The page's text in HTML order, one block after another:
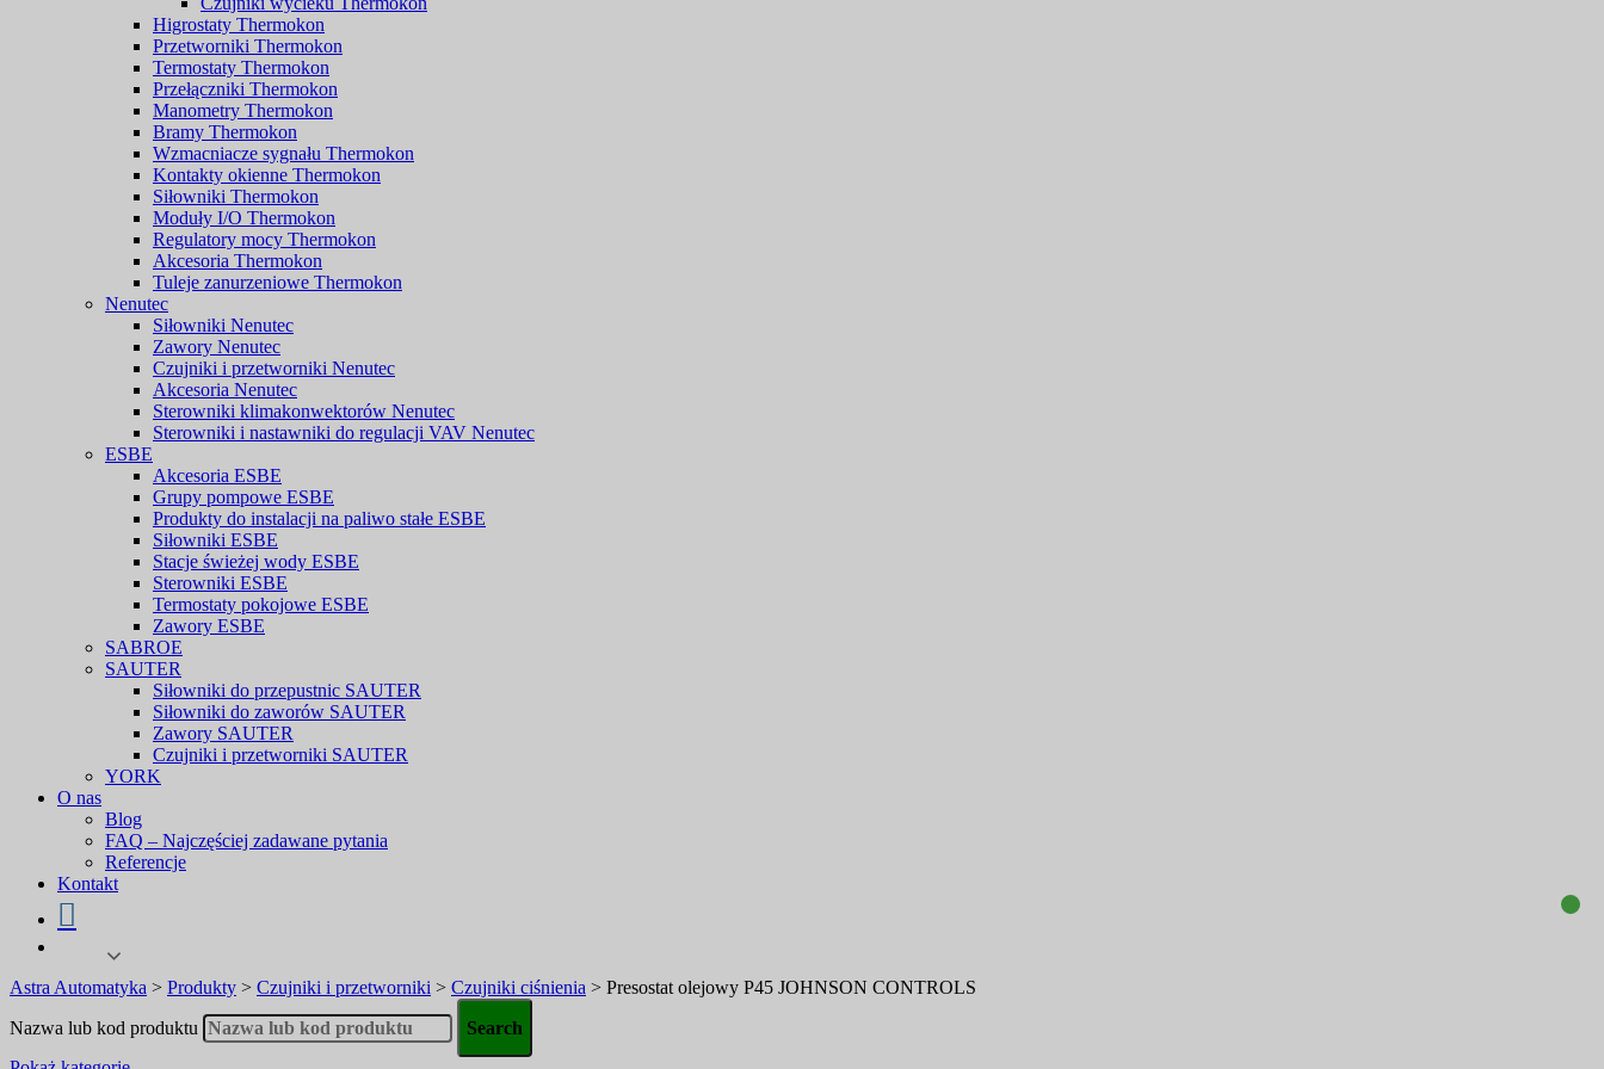
Higrostaty Thermokon
Przetworniki Thermokon
Termostaty Thermokon
Przełączniki Thermokon
Manometry Thermokon
Bramy Thermokon
Wzmacniacze sygnału Thermokon
Kontakty okienne Thermokon
Siłowniki Thermokon
Moduły I/O Thermokon
Regulatory mocy Thermokon
Akcesoria Thermokon
Tuleje zanurzeniowe Thermokon
Nenutec
Siłowniki Nenutec
Zawory Nenutec
Czujniki i przetworniki Nenutec
Akcesoria Nenutec
Sterowniki klimakonwektorów Nenutec
Sterowniki i nastawniki do regulacji VAV Nenutec
ESBE
Akcesoria ESBE
Grupy pompowe ESBE
Produkty do instalacji na paliwo stałe ESBE
Siłowniki ESBE
Stacje świeżej wody ESBE
Sterowniki ESBE
Termostaty pokojowe ESBE
Zawory ESBE
SABROE
SAUTER
Siłowniki do przepustnic SAUTER
Siłowniki do zaworów SAUTER
Zawory SAUTER
Czujniki i przetworniki SAUTER
YORK
O nas
Blog
FAQ – Najczęściej zadawane pytania
Referencje
Kontakt
Astra Automatyka > Produkty > Czujniki i przetworniki > Czujniki ciśnienia > Presostat olejowy P45 JOHNSON CONTROLS
Nazwa lub kod produktu